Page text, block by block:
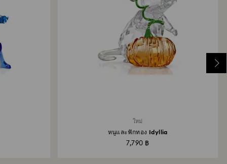
ใหม่
หนูและฟักทอง Idyllia
7,790 ฿